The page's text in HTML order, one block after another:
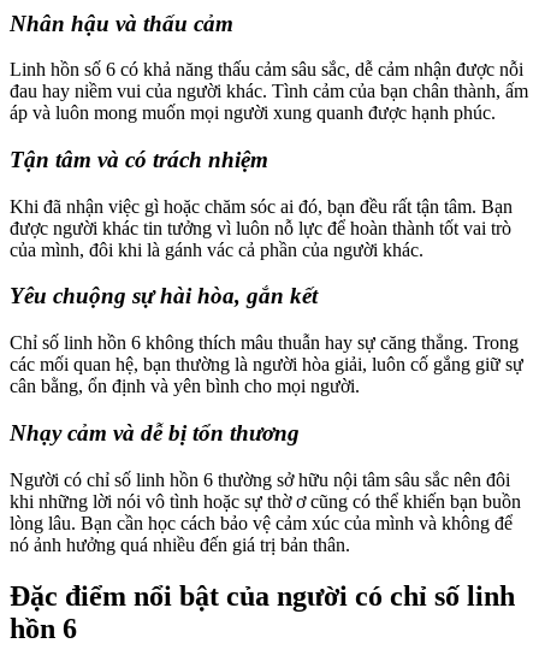
Nhân hậu và thấu cảm
Linh hồn số 6 có khả năng thấu cảm sâu sắc, dễ cảm nhận được nỗi
đau hay niềm vui của người khác. Tình cảm của bạn chân thành, ấm
áp và luôn mong muốn mọi người xung quanh được hạnh phúc.
Tận tâm và có trách nhiệm
Khi đã nhận việc gì hoặc chăm sóc ai đó, bạn đều rất tận tâm. Bạn
được người khác tin tưởng vì luôn nỗ lực để hoàn thành tốt vai trò
của mình, đôi khi là gánh vác cả phần của người khác.
Yêu chuộng sự hài hòa, gắn kết
Chỉ số linh hồn 6 không thích mâu thuẫn hay sự căng thẳng. Trong
các mối quan hệ, bạn thường là người hòa giải, luôn cố gắng giữ sự
cân bằng, ổn định và yên bình cho mọi người.
Nhạy cảm và dễ bị tổn thương
Người có chỉ số linh hồn 6 thường sở hữu nội tâm sâu sắc nên đôi
khi những lời nói vô tình hoặc sự thờ ơ cũng có thể khiến bạn buồn
lòng lâu. Bạn cần học cách bảo vệ cảm xúc của mình và không để
nó ảnh hưởng quá nhiều đến giá trị bản thân.
Đặc điểm nổi bật của người có chỉ số linh
hồn 6